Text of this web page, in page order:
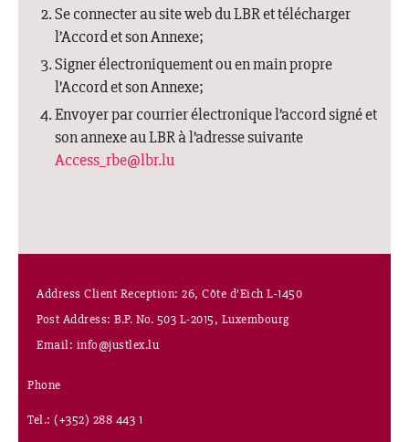
Se connecter au site web du LBR et télécharger
l’Accord et son Annexe;
Signer électroniquement ou en main propre
l’Accord et son Annexe;
Envoyer par courrier électronique l’accord signé et
son annexe au LBR à l’adresse suivante
Access_rbe@lbr.lu
Address Client Reception: 26, Côte d’Eich L-1450
Post Address: B.P. No. 503 L-2015, Luxembourg
Email: info@justlex.lu
Phone
Tel.: (+352) 288 443 1